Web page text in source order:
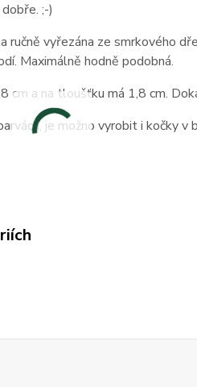
;-)
vyřezána ze smrkového
Maximálně hodně podobná.
cm a na tloušťku má 1,8 cm.
je možno vyrobit i kočky v